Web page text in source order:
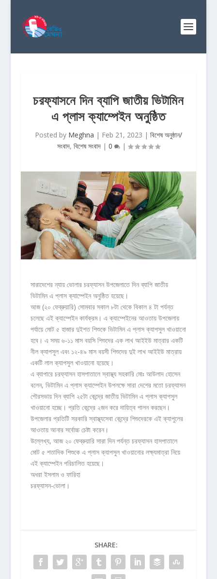
চরফ্যাসনে দিন ব্যাপি জাতীয় ভিটামিন
এ প্লাস ক্যাম্পেইন অনুষ্ঠিত
Posted by Meghna | Feb 21, 2023 | বিশেষ অনুষ্ঠান/
সংবাদ, বিশেষ সংবাদ| 0 |
সারাদেশের ন্যায় ভোলার চরফ্যাসন উপজেলাতে দিন ব্যাপি জাতীয়
ভিটামিন এ প্লাস ক্যাম্পেইন অনুষ্ঠিত হয়েছে।
আজ (২০ ফেব্রুয়ারি) সোমবার সকাল ৮টা থেকে বিকাল ৪ টা পর্যন্ত
চলেছে এই ক্যাম্পেইন কার্যক্রম। এ ক্যাম্পেইনের আওতায় উপজেলায়
পর্যায়ে মোট ৫ হাজার দুইশত শিশুকে ভিটামিন এ প্লাস ক্যাপসুল খাওয়ানো
হবে। এ সময় ৬-১১ মাস বয়সি শিশুদের এক লাখ আইইউ মাত্রার একটি
নীল ক্যাপসুল এবং ১২-৪৯ মাস বয়সী শিশুদের দুই লাখ আইইউ মাত্রায়
একটি লাল ক্যাপসুল খাওয়ানো হয়েছে।
এ ব্যাপারে চরফ্যাসন হাসপাতালে স্বাস্থ্য সহকারি মোঃ আউলাদ হোসেন
বলেন, ভিটামিন এ প্লাস ক্যাম্পেইন উপলক্ষে সারা দেশের মতো চরফ্যাসন
পৌরসভায় দিন ব্যাপি ২৫টা কেন্দ্রে জাতীয় ভিটামিন এ প্লাস ক্যাপসুল
খাওয়ানো হচ্ছে। প্রতি কেন্দ্রে ২জন করে দায়িত্ব পালন করছেন।
উপজেলার প্রতিটি সরকারি স্বাস্থ্যসেবা কেন্দ্রে শিশুদেরকে এই ক্যাপুলের
আওতায় আনার সর্বোচ্চ চেষ্টা করেন।
উল্লেখ্য, আজ ২০ ফেব্রুয়ারি সারা দিন পর্যন্ত চরফ্যাসন হাসপাতালে
মোট ৫ শতাদিক শিশুকে এ প্লাস ক্যাপসুল খাওয়ানোর লক্ষ্যমাত্রা নিয়ে
এই ক্যাম্পেইন পরিচালিত হয়েছে।
অধরা ইসলাম ও ফারিহা
চরফ্যাসন-ভোলা।
SHARE: